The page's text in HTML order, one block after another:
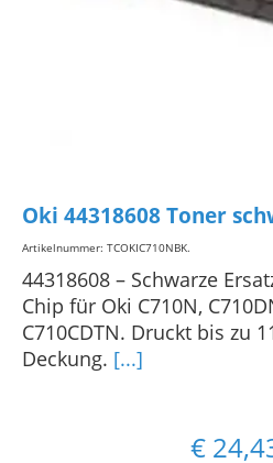
Oki 44318608 Toner
Artikelnummer: TCOKIC710NBK.
44318608 – Schwarze
Chip für Oki C710N,
C710CDTN. Druckt bis zu
Deckung. [...]
€